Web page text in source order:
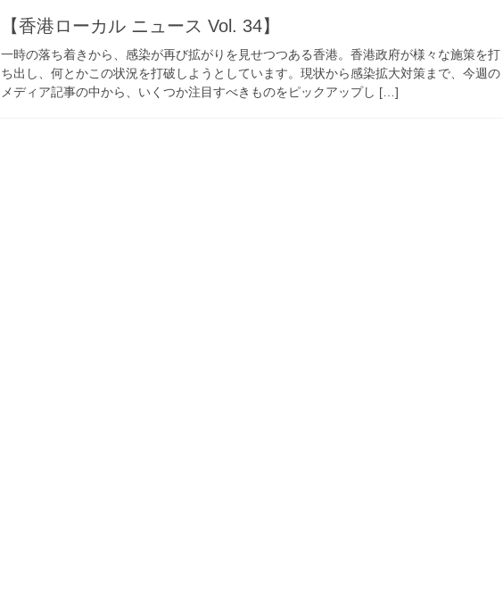
【香港ローカル ニュース Vol. 34】
一時の落ち着きから、感染が再び拡がりを見せつつある香港。香港政府が様々な施策を打
ち出し、何とかこの状況を打破しようとしています。現状から感染拡大対策まで、今週の
メディア記事の中から、いくつか注目すべきものをピックアップし […]